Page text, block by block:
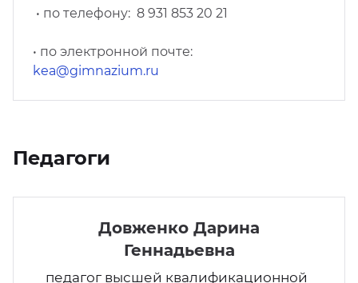
• по телефону: 8 931 853 20 21
• по электронной почте:
kea@gimnazium.ru
Педагоги
Довженко Дарина
Геннадьевна
педагог высшей квалификационной